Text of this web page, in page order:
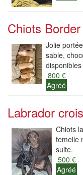
Chiots
Jolie
sable,
800 €
Agréé
Labrador
Chiots
femelle
suite.
500 €
Agréé